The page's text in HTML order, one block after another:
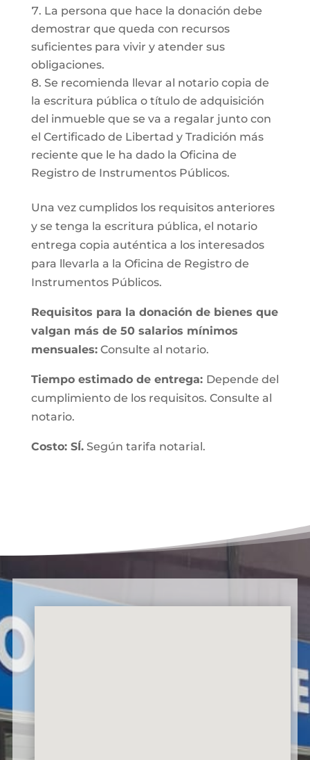
La persona que hace la donación debe
demostrar que queda con recursos
suficientes para vivir y atender sus
obligaciones.
Se recomienda llevar al notario copia de
la escritura pública o título de adquisición
del inmueble que se va a regalar junto con
el Certificado de Libertad y Tradición más
reciente que le ha dado la Oficina de
Registro de Instrumentos Públicos.
Una vez cumplidos los requisitos anteriores
y se tenga la escritura pública, el notario
entrega copia auténtica a los interesados
para llevarla a la Oficina de Registro de
Instrumentos Públicos.
Requisitos para la donación de bienes que
valgan más de 50 salarios mínimos
mensuales:Consulte al notario.
Tiempo estimado de entrega: Depende del
cumplimiento de los requisitos. Consulte al
notario.
Costo: SÍ.Según tarifa notarial.